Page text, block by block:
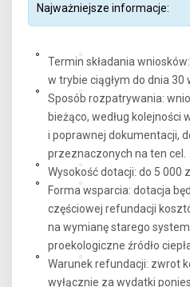
Najważniejsze informacje:
Termin składania
w trybie ciągłym do dnia 30
Sposób rozpatrywania:
bieżąco, według kolejności
i poprawnej dokumentacji,
przeznaczonych na ten cel.
Wysokość dotacji: do 5 000
Forma wsparcia: dotacja
częściowej refundacji
na wymianę starego
proekologiczne źródło
Warunek refundacji: zwrot
wyłącznie za wydatki